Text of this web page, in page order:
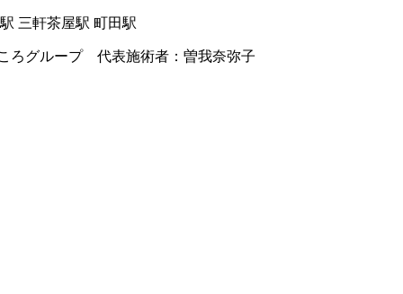
三軒茶屋駅 町田駅
ろグループ 代表施術者：曽我奈弥子